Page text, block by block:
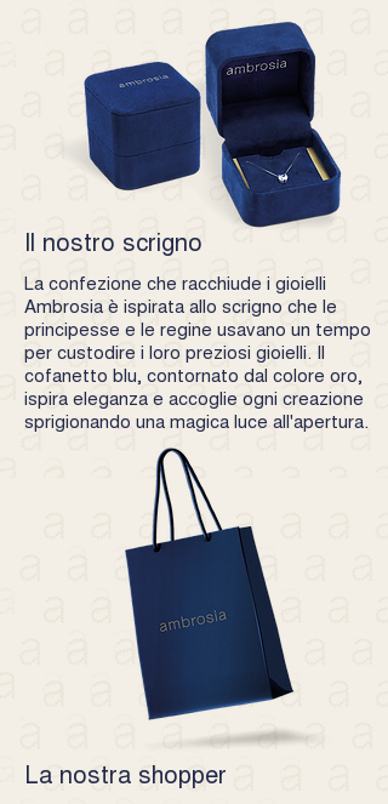
essenziali e contemporanei, ideali per
essere accostati in combinazioni sempre
nuove. Ogni gioiello è progettato per
essere abbinato con facilità, dando vita a
look unici e personalizzati. Scopri la
collezione >
Il nostro scrigno
La confezione che racchiude i gioielli
Ambrosia è ispirata allo scrigno che le
principesse e le regine usavano un tempo
per custodire i loro preziosi gioielli. Il
cofanetto blu, contornato dal colore oro,
ispira eleganza e accoglie ogni creazione
sprigionando una magica luce all'apertura.
La nostra shopper